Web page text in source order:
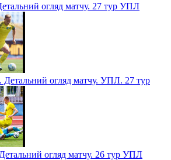
огляд матчу. 27 тур УПЛ
огляд матчу. УПЛ. 27 тур
огляд матчу. 26 тур УПЛ